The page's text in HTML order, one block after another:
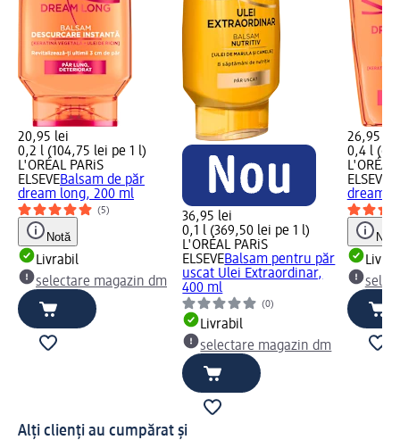
20,95 lei
0,2 l (104,75 lei pe 1 l)
L'ORÉAL PARiS
ELSEVEBalsam de păr
dream long, 200 ml
(5)
Notă
Livrabil
selectare magazin dm
36,95 lei
0,1 l (369,50 lei pe 1 l)
L'ORÉAL PARiS
ELSEVEBalsam pentru păr
uscat Ulei Extraordinar,
400 ml
(0)
Livrabil
selectare magazin dm
26,95 lei
0,4 l
L'ORÉAL
ELSEVE
dream
Notă
Alți clienți au cumpărat și